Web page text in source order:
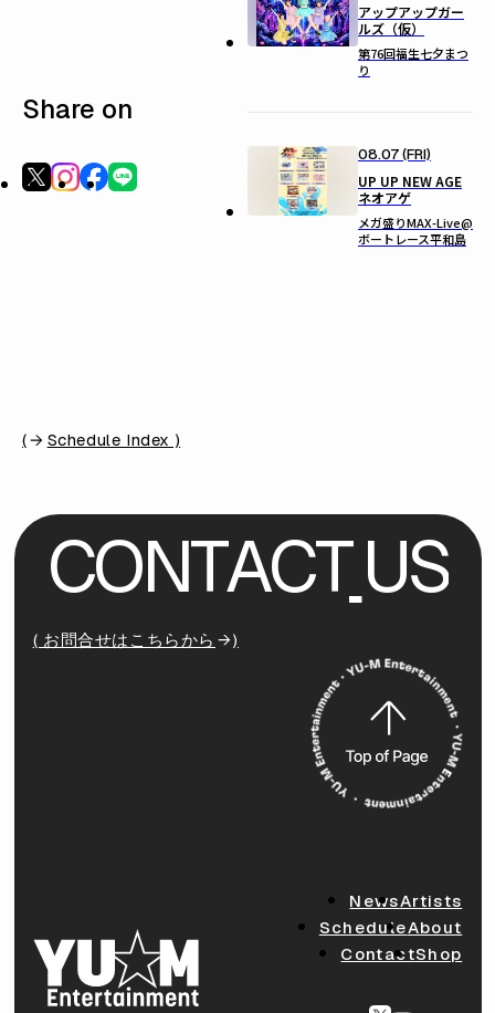
Share on
アップアップガー
ルズ（仮）
第76回福生七夕まつ
り
08.07 (FRI)
UP UP NEW AGE
ネオアゲ
メガ盛りMAX-Live@
ボートレース平和島
( Schedule Index )
CONTACT US
( お問合せはこちらから )
NewsArtists
ScheduleAbout
ContactShop